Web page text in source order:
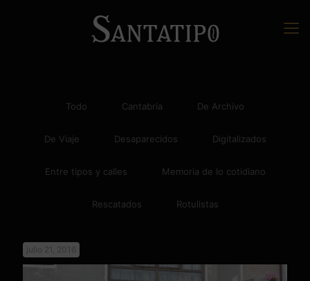
Todo Cantabria De Archivo
De Viaje Desaparecidos Digitalizados
Entre tipos y calles Memoria de lo cotidiano
Rescatados Rotulistas
julio 21, 2016